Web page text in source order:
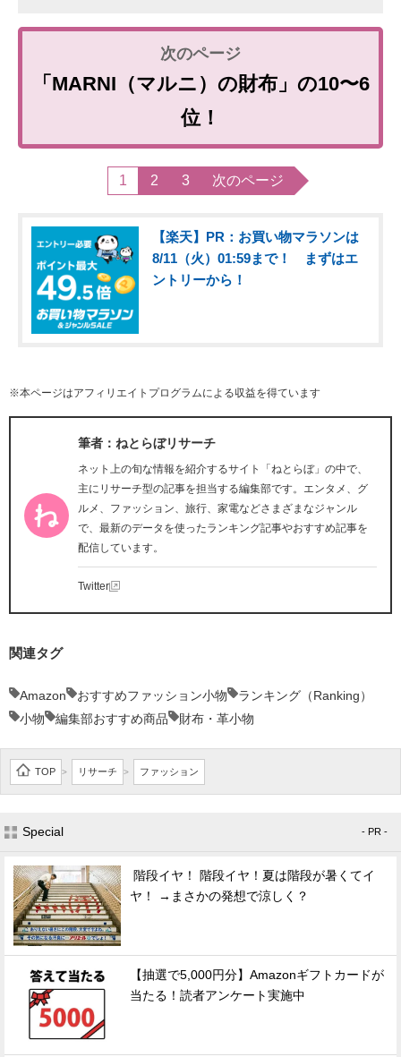
「MARNI（マルニ）の財布」の10〜6
位！
1 2 3 次のページ
【楽天】PR：お買い物マラソンは
8/11（火）01:59まで！ まずはエ
ントリーから！
※本ページはアフィリエイトプログラムによる収益を得ています
筆者：ねとらぼリサーチ
ネット上の旬な情報を紹介するサイト「ねとらぼ」の中で、
主にリサーチ型の記事を担当する編集部です。エンタメ、グ
ルメ、ファッション、旅行、家電などさまざまなジャンル
で、最新のデータを使ったランキング記事やおすすめ記事を
配信しています。
Twitter
関連タグ
Amazon おすすめファッション小物
ランキング（Ranking）
小物
編集部おすすめ商品 財布・革小物
TOP > リサーチ > ファッション
Special - PR -
階段イヤ！ 階段イヤ！夏は階段が暑くてイ
ヤ！ →まさかの発想で涼しく？
【抽選で5,000円分】Amazonギフトカードが
当たる！読者アンケート実施中